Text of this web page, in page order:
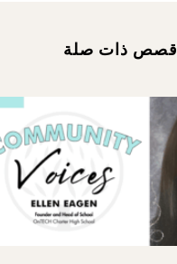
قصص ذات صلة